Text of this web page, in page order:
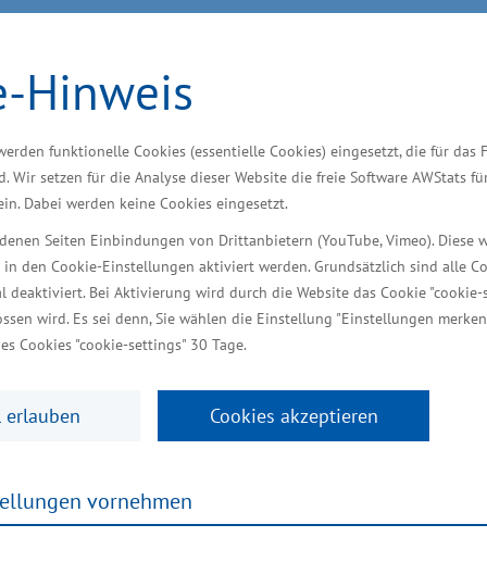
Hinweis
funktionelle Cookies (essentielle Cookies) eingesetzt, die für das
Wir setzen für die Analyse dieser Website die freie Software AWStats
Dabei werden keine Cookies eingesetzt.
Seiten Einbindungen von Drittanbietern (YouTube, Vimeo). Diese
in den Cookie-Einstellungen aktiviert werden. Grundsätzlich sind alle
Bei Aktivierung wird durch die Website das Cookie "cookie-
wird. Es sei denn, Sie wählen die Einstellung "Einstellungen
Cookies "cookie-settings" 30 Tage.
erlauben Cookies akzeptieren
vornehmen
Projekte
stärken wir den
Infrastruktur, Tourismus und Arbeit
„Energie- und Techno­logiestandort
Millionen Euro. Die Fördermittel dienen der
Lubmin.
zur Sanie­rung der Gehwege entlang der
Beitrag zur Modernisierung des
weiter zu erhöhen. Diese Investitionen
Blank.